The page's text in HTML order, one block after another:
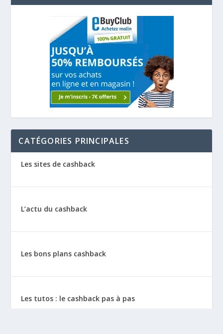
CATÉGORIES PRINCIPALES
Les sites de cashback
L’actu du cashback
Les bons plans cashback
Les tutos : le cashback pas à pas